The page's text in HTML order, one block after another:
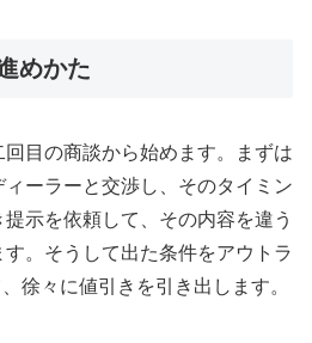
めかた
目の商談から始めます。まずは
ーラーと交渉し、そのタイミン
示を依頼して、その内容を違う
。そうして出た条件をアウトラ
徐々に値引きを引き出します。